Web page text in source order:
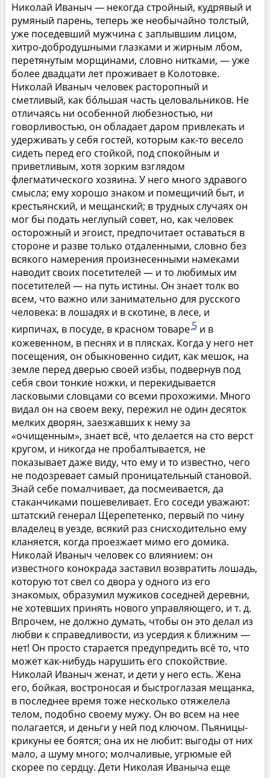
Николай Иваныч — некогда стройный, кудрявый и
румяный парень, теперь же необычайно толстый,
уже поседевший мужчина с заплывшим лицом,
хитро-добродушными глазками и жирным лбом,
перетянутым морщинами, словно нитками, — уже
более двадцати лет проживает в Колотовке.
Николай Иваныч человек расторопный и
сметливый, как бо́льшая часть целовальников. Не
отличаясь ни особенной любезностью, ни
говорливостью, он обладает даром привлекать и
удерживать у себя гостей, которым как-то весело
сидеть перед его стойкой, под спокойным и
приветливым, хотя зорким взглядом
флегматического хозяина. У него много здравого
смысла; ему хорошо знаком и помещичий быт, и
крестьянский, и мещанский; в трудных случаях он
мог бы подать неглупый совет, но, как человек
осторожный и эгоист, предпочитает оставаться в
стороне и разве только отдаленными, словно без
всякого намерения произнесенными намеками
наводит своих посетителей — и то любимых им
посетителей — на путь истины. Он знает толк во
всем, что важно или занимательно для русского
человека: в лошадях и в скотине, в лесе, и
кирпичах, в посуде, в красном товаре5и в
кожевенном, в песнях и в плясках. Когда у него нет
посещения, он обыкновенно сидит, как мешок, на
земле перед дверью своей избы, подвернув под
себя свои тонкие ножки, и перекидывается
ласковыми словцами со всеми прохожими. Много
видал он на своем веку, пережил не один десяток
мелких дворян, заезжавших к нему за
«очищенным», знает всё, что делается на сто верст
кругом, и никогда не пробалтывается, не
показывает даже виду, что ему и то известно, чего
не подозревает самый проницательный становой.
Знай себе помалчивает, да посмеивается, да
стаканчиками пошевеливает. Его соседи уважают:
штатский генерал Щерепетенко, первый по чину
владелец в уезде, всякий раз снисходительно ему
кланяется, когда проезжает мимо его домика.
Николай Иваныч человек со влиянием: он
известного конокрада заставил возвратить лошадь,
которую тот свел со двора у одного из его
знакомых, образумил мужиков соседней деревни,
не хотевших принять нового управляющего, и т. д.
Впрочем, не должно думать, чтобы он это делал из
любви к справедливости, из усердия к ближним —
нет! Он просто старается предупредить всё то, что
может как-нибудь нарушить его спокойствие.
Николай Иваныч женат, и дети у него есть. Жена
его, бойкая, востроносая и быстроглазая мещанка,
в последнее время тоже несколько отяжелела
телом, подобно своему мужу. Он во всем на нее
полагается, и деньги у ней под ключом. Пьяницы-
крикуны ее боятся; она их не любит: выгоды от них
мало, а шуму много; молчаливые, угрюмые ей
скорее по сердцу. Дети Николая Иваныча еще